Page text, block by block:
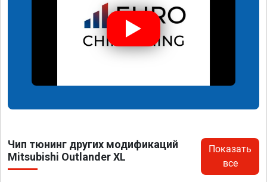
Чип тюнинг других модификаций
Mitsubishi Outlander XL
Показать
все